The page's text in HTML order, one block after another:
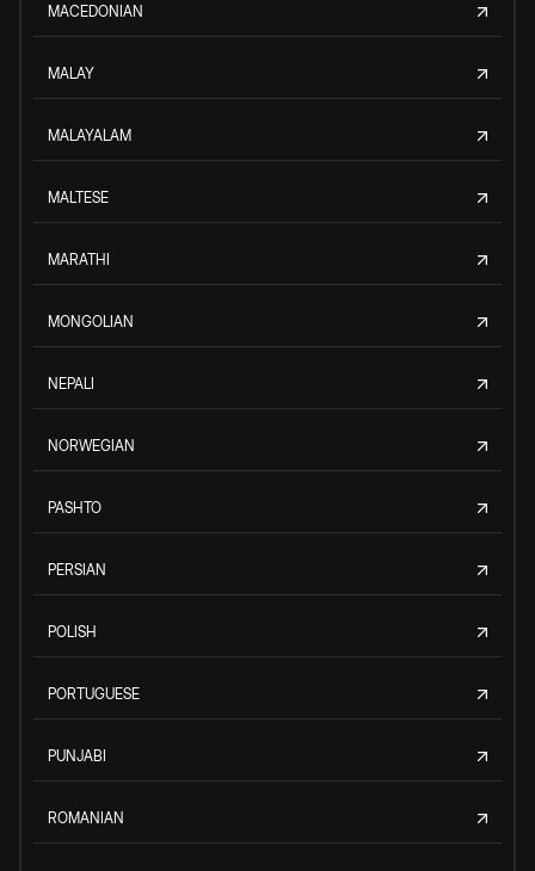
MACEDONIAN
MALAY
MALAYALAM
MALTESE
MARATHI
MONGOLIAN
NEPALI
NORWEGIAN
PASHTO
PERSIAN
POLISH
PORTUGUESE
PUNJABI
ROMANIAN